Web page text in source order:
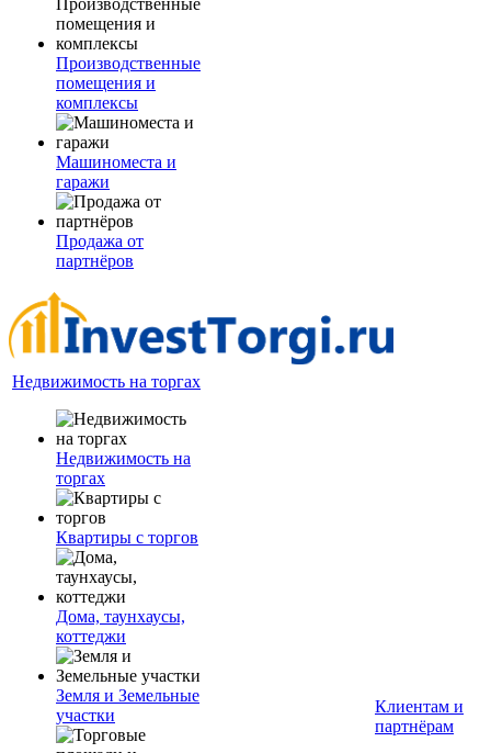
Производственные
помещения и
комплексы
Машиноместа и
гаражи
Продажа от
партнёров
Недвижимость на торгах
Недвижимость на
торгах
Квартиры с торгов
Дома, таунхаусы,
коттеджи
Земля и Земельные
участки
Клиентам и
партнёрам